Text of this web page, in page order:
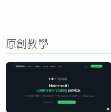
原創教學